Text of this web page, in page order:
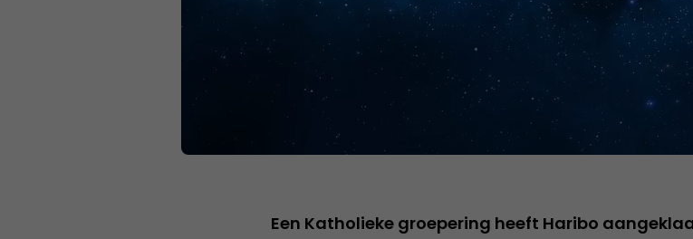
Een Katholieke groepering heeft Haribo